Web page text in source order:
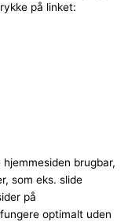
på linket:
brugbar,
som eks. slide
på
optimalt uden